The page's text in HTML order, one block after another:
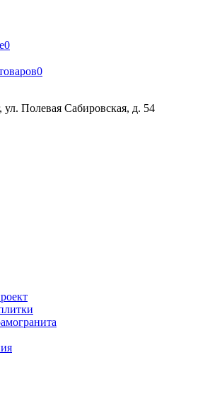
0
0
ул. Полевая Сабировская, д. 54